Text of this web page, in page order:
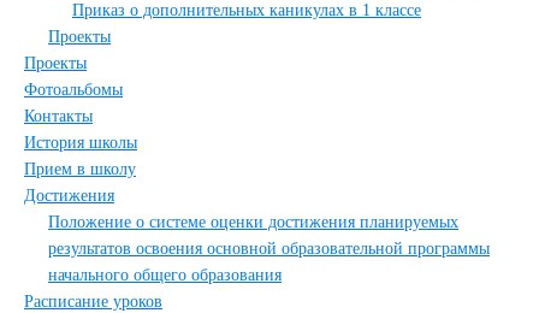
Приказ о дополнительных каникулах в 1 классе
Проекты
Проекты
Фотоальбомы
Контакты
История школы
Прием в школу
Достижения
Положение о системе оценки достижения планируемых
результатов освоения основной образовательной программы
начального общего образования
Расписание уроков